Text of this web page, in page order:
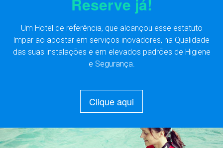
Um Hotel de referência, que alcançou esse estatuto
ímpar ao apostar em serviços inovadores, na Qualidade
das suas instalações e em elevados padrões de Higiene
e Segurança.
Clique aqui